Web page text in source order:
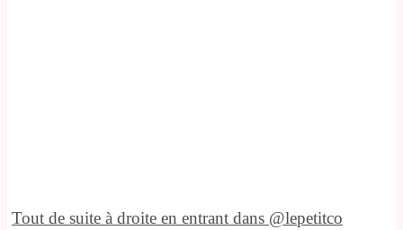
Tout de suite à droite en entrant dans @lepetitco